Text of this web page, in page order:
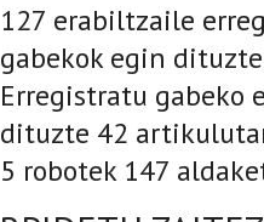
127 erabiltzaile
gabekok egin
Erregistratu gabeko
dituzte 42
5 robotek 147